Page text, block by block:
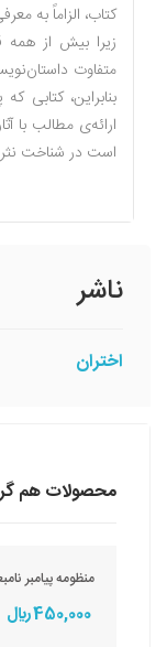
کتاب، الزاماً به
زیرا بیش از همه
متفاوت
بنابراین،
ارائه‌ی مطالب با
است در شناخت نثر
ناشر
اختران
محصولات هم
منظومه پیامبر
450,000 ريال